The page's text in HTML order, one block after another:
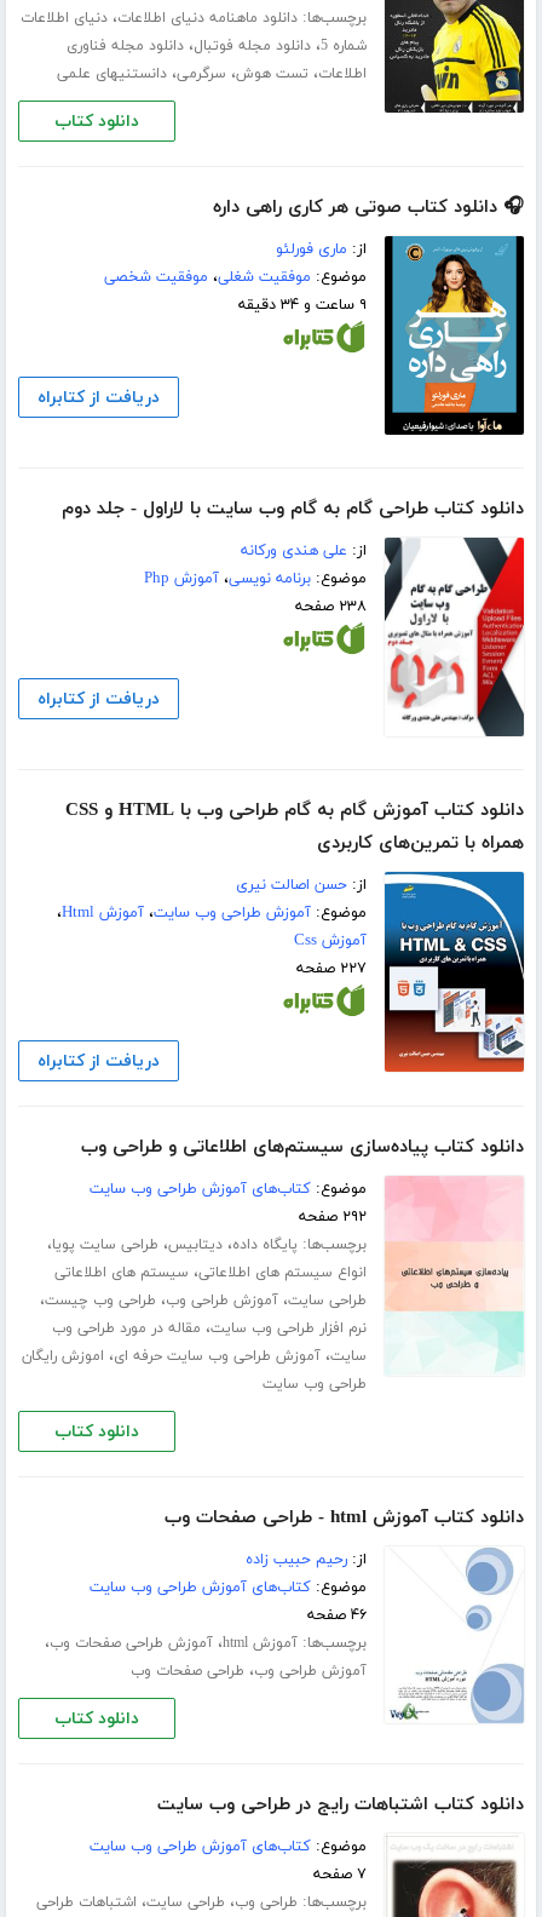
برچسب‌ها:دانلود ماهنامه دنیای اطلاعات،دنیای اطلاعات
شماره 5 ،دانلود مجله فوتبال،دانلود مجله فناوری
اطلاعات، تست هوش، سرگرمی،دانستنیهای علمی
دانلود کتاب
🎧 دانلود کتاب صوتی هر کاری راهی داره
از: ماری فورلئو
موضوع: موفقیت شغلی، موفقیت شخصی
۹ ساعت و ۳۴ دقیقه
دریافت از کتابراه
دانلود کتاب طراحی گام به گام وب سایت با لاراول - جلد دوم
از: علی هندی ورکانه
موضوع:برنامه نویسی،آموزش Php
۲۳۸ صفحه
دریافت از کتابراه
دانلود کتاب آموزش گام به گام طراحی وب با HTML و CSS
همراه با تمرین‌های کاربردی
از:حسن اصالت نیری
موضوع:آموزش طراحی وب سایت،آموزش Html
،
آموزش Css
۲۲۷ صفحه
دریافت از کتابراه
دانلود کتاب پیاده‌سازی سیستم‌های اطلاعاتی و طراحی وب
موضوع:کتاب‌های آموزش طراحی وب سایت
۲۹۲ صفحه
برچسب‌ها: پایگاه داده،دیتابیس، طراحی سایت پویا،
انواع سیستم های اطلاعاتی، سیستم های اطلاعاتی
طراحی سایت،آموزش طراحی وب، طراحی وب چیست،
نرم افزار طراحی وب سایت، مقاله در مورد طراحی وب
سایت،آموزش طراحی وب سایت حرفه ای، اموزش رایگان
طراحی وب سایت
دانلود کتاب
دانلود کتاب آموزش html - طراحی صفحات وب
از:رحیم حبیب زاده
موضوع:کتاب‌های آموزش طراحی وب سایت
۴۶ صفحه
برچسب‌ها:آموزش html ،آموزش طراحی صفحات وب،
آموزش طراحی وب، طراحی صفحات وب
دانلود کتاب
دانلود کتاب اشتباهات رایج در طراحی وب سایت
موضوع:کتاب‌های آموزش طراحی وب سایت
۷ صفحه
برچسب‌ها: طراحی وب، طراحی سایت، اشتباهات طراحی